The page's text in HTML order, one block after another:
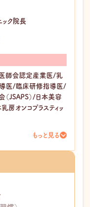
ック院長
師会認定産業医/乳
導医/臨床研修指導医/
JSAPS）/日本美容
オンコプラスティッ
もっと見る